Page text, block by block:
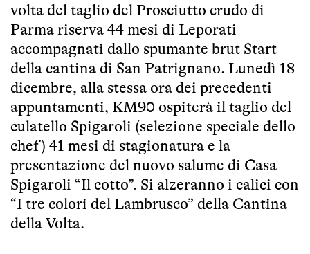
volta del taglio del Prosciutto crudo di
Parma riserva 44 mesi di Leporati
accompagnati dallo spumante brut Start
della cantina di San Patrignano. Lunedì 18
dicembre, alla stessa ora dei precedenti
appuntamenti, KM90 ospiterà il taglio del
culatello Spigaroli (selezione speciale dello
chef) 41 mesi di stagionatura e la
presentazione del nuovo salume di Casa
Spigaroli “Il cotto”. Si alzeranno i calici con
“I tre colori del Lambrusco” della Cantina
della Volta.